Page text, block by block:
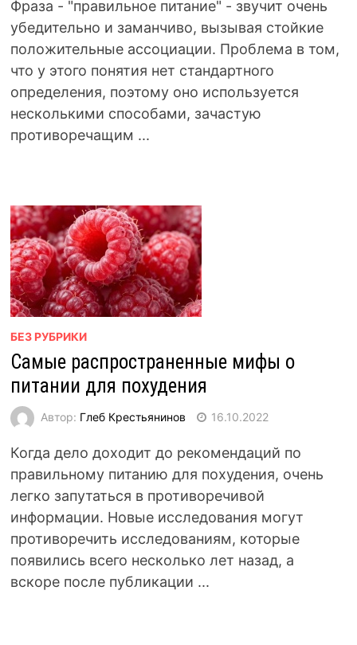
Фраза - "правильное питание" - звучит очень
убедительно и заманчиво, вызывая стойкие
положительные ассоциации. Проблема в том,
что у этого понятия нет стандартного
определения, поэтому оно используется
несколькими способами, зачастую
противоречащим ...
БЕЗ РУБРИКИ
Самые распространенные мифы о
питании для похудения
Автор: Глеб Крестьянинов 16.10.2022
Когда дело доходит до рекомендаций по
правильному питанию для похудения, очень
легко запутаться в противоречивой
информации. Новые исследования могут
противоречить исследованиям, которые
появились всего несколько лет назад, а
вскоре после публикации ...